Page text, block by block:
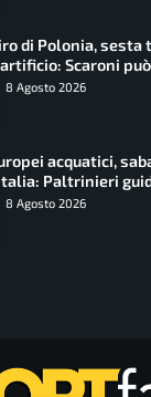
di Polonia, sesta
Scaroni
di Lemmen
8 Agosto 2026
acquatici,
Paltrinieri
sogna l’oro
8 Agosto 2026